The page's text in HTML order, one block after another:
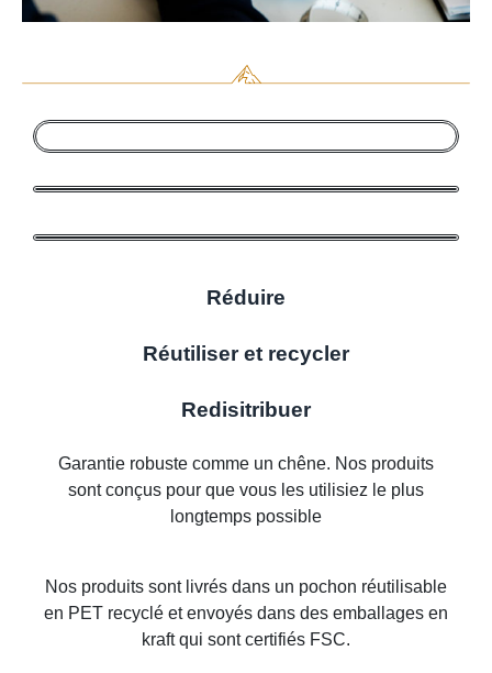
Réduire
Réutiliser et recycler
Redisitribuer
Garantie robuste comme un chêne. Nos produits
sont conçus pour que vous les utilisiez le plus
longtemps possible
Nos produits sont livrés dans un pochon réutilisable
en PET recyclé et envoyés dans des emballages en
kraft qui sont certifiés FSC.